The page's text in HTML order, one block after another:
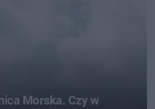
Morska. Czy w